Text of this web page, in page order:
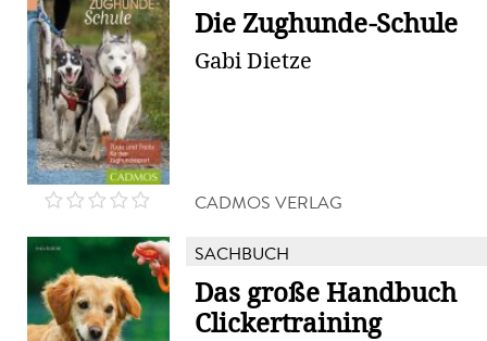
Die Zughunde-Schule
Gabi Dietze
CADMOS VERLAG
SACHBUCH
Das große Handbuch
Clickertraining